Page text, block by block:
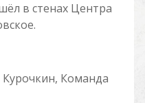
в стенах Центра
Команда